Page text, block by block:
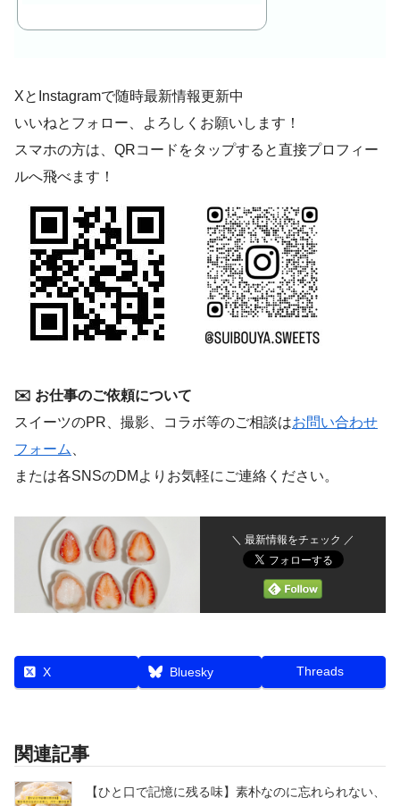
XとInstagramで随時最新情報更新中
いいねとフォロー、よろしくお願いします！
スマホの方は、QRコードをタップすると直接プロフィー
ルへ飛べます！
✉️ お仕事のご依頼について
スイーツのPR、撮影、コラボ等のご相談はお問い合わせ
フォーム
または各SNSのDMよりお気軽にご連絡ください。
＼ 最新情報をチェック ／
X Bluesky Threads
関連記事
【ひと口で記憶に残る味】素朴なのに忘れられない、